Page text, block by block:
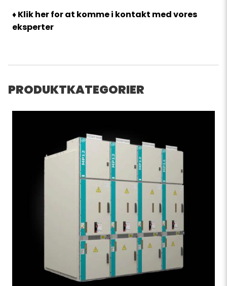
♦ Klik her for at komme i kontakt med vores
eksperter
PRODUKTKATEGORIER